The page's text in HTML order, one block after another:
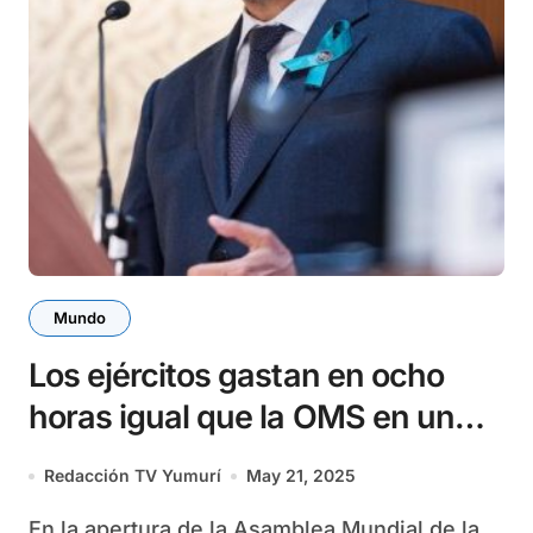
Mundo
Los ejércitos gastan en ocho
horas igual que la OMS en un
año
Redacción TV Yumurí May 21, 2025